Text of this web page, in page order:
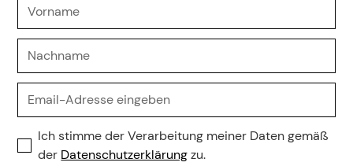
Ich stimme der Verarbeitung meiner Daten gemäß
der Datenschutzerklärungzu.